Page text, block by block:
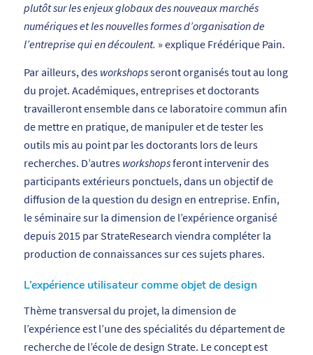
plutôt sur les enjeux globaux des nouveaux marchés
numériques et les nouvelles formes d’organisation de
l’entreprise qui en découlent. » explique Frédérique Pain.
Par ailleurs, des workshopsseront organisés tout au long
du projet. Académiques, entreprises et doctorants
travailleront ensemble dans ce laboratoire commun afin
de mettre en pratique, de manipuler et de tester les
outils mis au point par les doctorants lors de leurs
recherches. D’autres workshopsferont intervenir des
participants extérieurs ponctuels, dans un objectif de
diffusion de la question du design en entreprise. Enfin,
le séminaire sur la dimension de l’expérience organisé
depuis 2015 par StrateResearch viendra compléter la
production de connaissances sur ces sujets phares.
L’expérience utilisateur comme objet de design
Thème transversal du projet, la dimension de
l’expérience est l’une des spécialités du département de
recherche de l’école de design Strate. Le concept est